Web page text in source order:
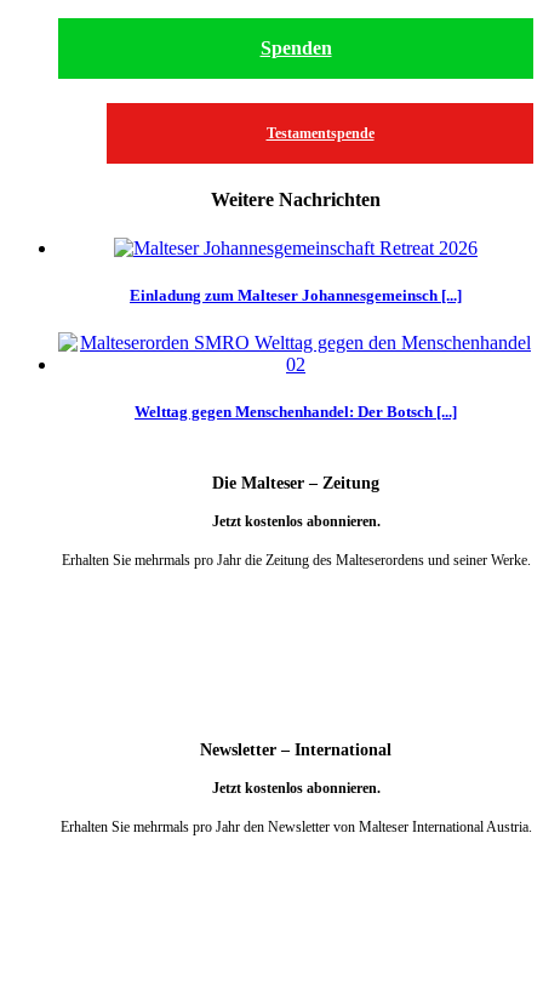
Spenden
Testamentspende
Weitere Nachrichten
Einladung zum Malteser Johannesgemeinsch [...]
Welttag gegen Menschenhandel: Der Botsch [...]
Die Malteser – Zeitung
Jetzt kostenlos abonnieren.
Erhalten Sie mehrmals pro Jahr die Zeitung des Malteserordens und seiner Werke.
Newsletter – International
Jetzt kostenlos abonnieren.
Erhalten Sie mehrmals pro Jahr den Newsletter von Malteser International Austria.